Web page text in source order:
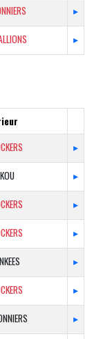
▸
▸
▸
▸
▸
▸
▸
▸
▸